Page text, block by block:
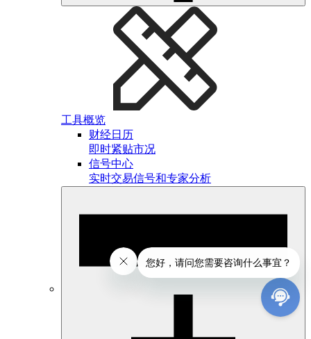
工具概览
财经日历
即时紧贴市况
信号中心
实时交易信号和专家分析